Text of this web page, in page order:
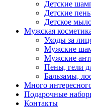
Детские
Детские
Детское
Мужская
Уходы за
Мужские
Мужские
Пены, гели
Бальзамы,
Много
Подарочные
Контакты